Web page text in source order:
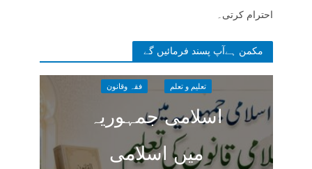
احترام کرتی۔
مکمن ہےآپ پسند فرمائیں گے
تعلیم و تعلم فقہ وقانون
اسلامی جمہوریہ
میں اسلامی